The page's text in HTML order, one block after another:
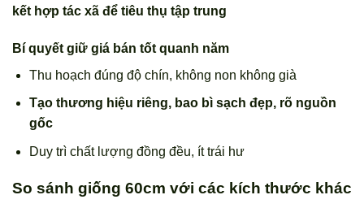
kết hợp tác xã để tiêu thụ tập trung
Bí quyết giữ giá bán tốt quanh năm
Thu hoạch đúng độ chín, không non không già
Tạo thương hiệu riêng, bao bì sạch đẹp, rõ nguồn
gốc
Duy trì chất lượng đồng đều, ít trái hư
So sánh giống 60cm với các kích thước khác